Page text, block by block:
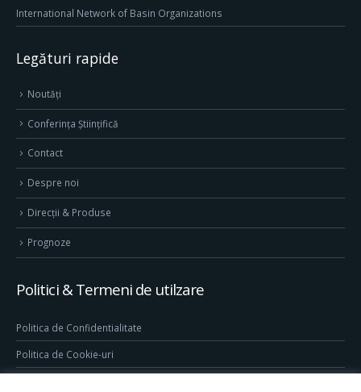
International Network of Basin Organizations
Legături rapide
Noutăți
Conferința Științifică
Contact
Despre noi
Direcţii & Produse
Prognoze
Politici & Termeni de utilzare
Politica de Confidentialitate
Politica de Cookie-uri